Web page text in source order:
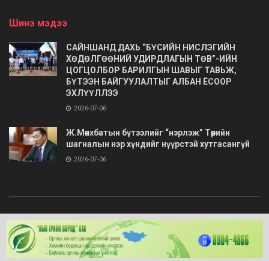
Шинэ мэдээ
САЙНШАНД ДАХЬ “БҮСИЙН НИСЛЭГИЙН
ХӨДӨЛГӨӨНИЙ УДИРДЛАГЫН ТӨВ”-ИЙН
ЦОГЦОЛБОР БАРИЛГЫН ШАВЫГ ТАВЬЖ,
БҮТЭЭН БАЙГУУЛАЛТЫГ АЛБАН ЁСООР
ЭХЛҮҮЛЛЭЭ
2026-07-06
Ж.Мөнхбатын бүтээлийг “нэрлэж” Төрийн
шагналын нэр хүндийг нүүрстэй хутгасангүй
2026-07-06
© 2020 Barimt.com- Зохиогчийн эрх хуулиар хамгаалагдсан. Загварыг
ONLINE MEDIA LLC.